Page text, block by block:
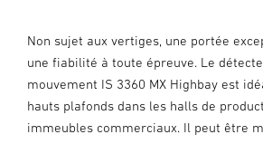
Non sujet aux vertiges, une portée
une fiabilité à toute épreuve. Le
mouvement IS 3360 MX Highbay est
hauts plafonds dans les halls de
immeubles commerciaux. Il peut être